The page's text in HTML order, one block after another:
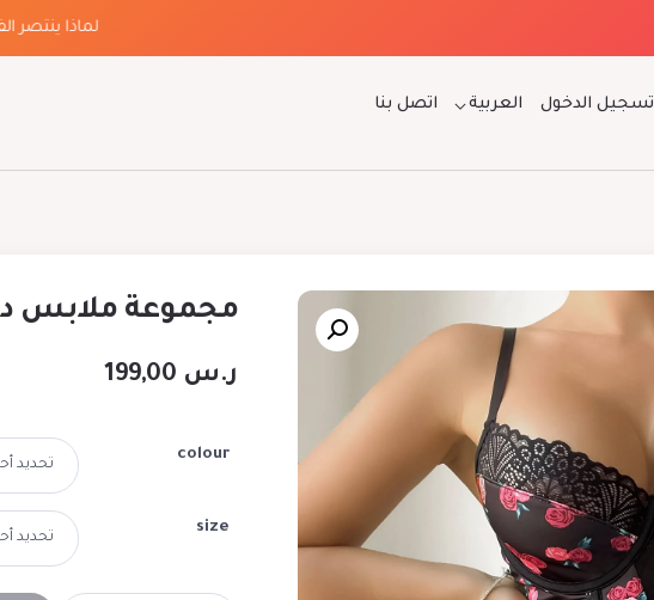
لماذا ينتصر
تسجيل الدخول العربية اتصل بنا
مجموعة ملابس
ر.س
colour
size